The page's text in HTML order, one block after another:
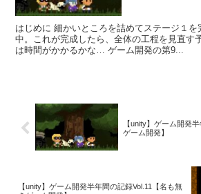
はじめに 細かいところを詰めてステージ１
中。これが完成したら、全体の工程を見直す
は時間がかかるかな… ゲーム開発の第9...
【unity】ゲーム開発
ゲーム開発】
【unity】ゲーム開発半年間の記録Vol.11【名も無